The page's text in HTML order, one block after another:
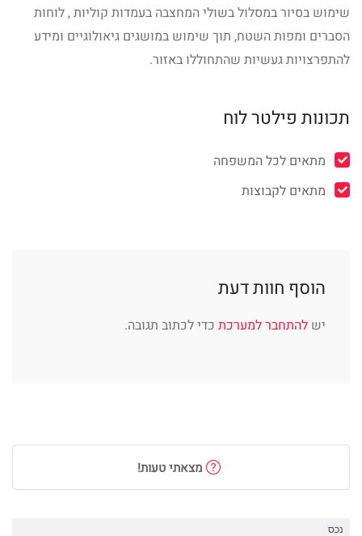
שימוש בסיור במסלול בשולי המחצבה בעמדות קוליות , לוחות
הסברים ומפות השטח, תוך שימוש במושגים גיאולוגיים ומידע
להתפרצויות געשיות שהתחוללו באזור.
תכונות פילטר לוח
מתאים לכל המשפחה
מתאים לקבוצות
הוסף חוות דעת
יש להתחבר למערכת כדי לכתוב תגובה.
מצאתי טעות!
נכס